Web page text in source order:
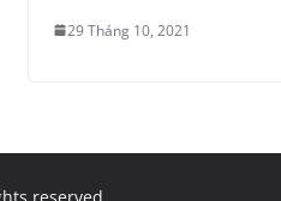
29 Tháng 10, 2021